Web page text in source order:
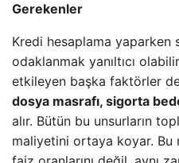
Gerekenler
Kredi hesaplama yaparken
odaklanmak yanıltıcı
etkileyen başka faktörler de
dosya masrafı, sigorta
alır. Bütün bu unsurların
maliyetini ortaya koyar. Bu